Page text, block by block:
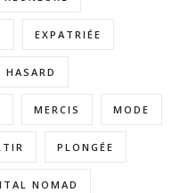
EXPATRIÉE
HASARD
MERCIS MODE
PLONGÉE
NOMAD